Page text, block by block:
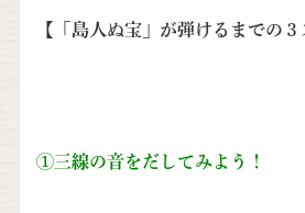
【「島人ぬ宝」が弾けるまでの３
①三線の音をだしてみよう！